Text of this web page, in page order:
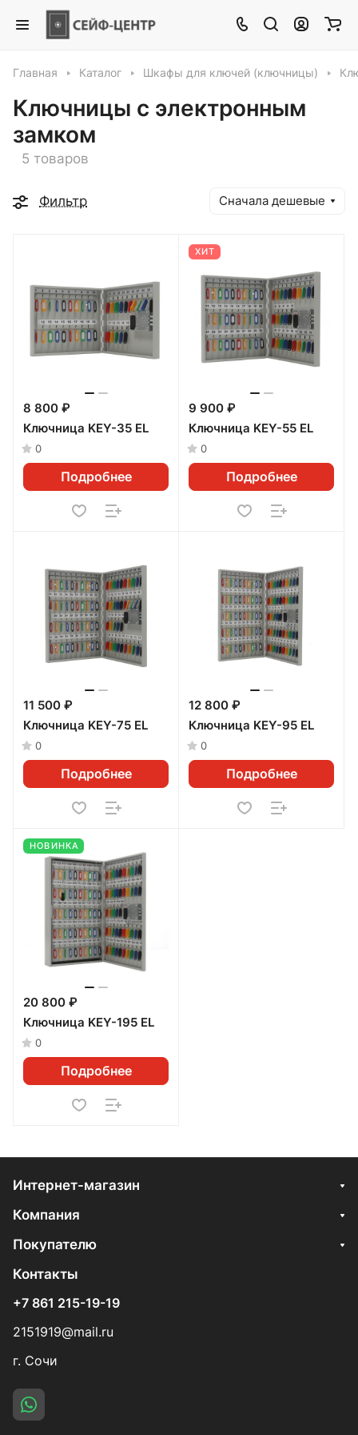
Главная Каталог Шкафы для ключей (ключницы)
Ключницы с электронным
замком
5 товаров
Фильтр Сначала дешевые
8 800 ₽
Ключница KEY-35 EL
0
Подробнее
ХИТ
9 900 ₽
Ключница KEY-55 EL
0
Подробнее
11 500 ₽
Ключница KEY-75 EL
0
Подробнее
12 800 ₽
Ключница KEY-95 EL
0
Подробнее
НОВИНКА
20 800 ₽
Ключница KEY-195 EL
0
Подробнее
Интернет-магазин
Компания
Покупателю
Контакты
+7 861 215-19-19
2151919@mail.ru
г. Сочи